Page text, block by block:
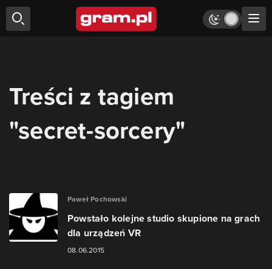
Treści z tagiem
"secret-sorcery"
Paweł Pochowski
Powstało kolejne studio skupione na grach
dla urządzeń VR
08.06.2015